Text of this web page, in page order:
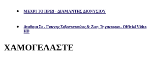
ΜΕΧΡΙ ΤΟ ΠΡΩΙ - ΔΙΑΜΑΝΤΗΣ ΔΙΟΝΥΣΙΟΥ
Αναθεμα Σε - Γιαννης Σεβαστοπουλος & Ζωη Τηγανουρια - Official Video
HD
ΧΑΜΟΓΕΛΑΣΤΕ